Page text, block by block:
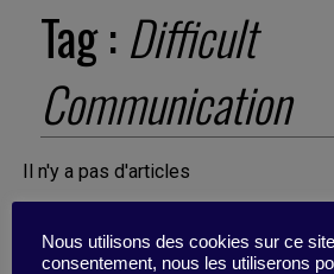
Tag : Difficult
Communication
Il n'y a pas d'articles
Nous utilisons des cookies sur ce
consentement, nous les utiliserons